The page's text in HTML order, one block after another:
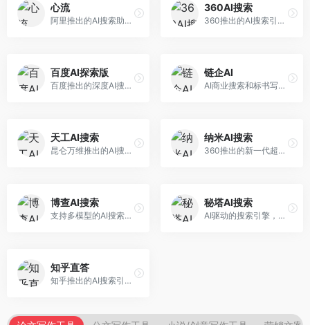
心流
阿里推出的AI搜索助手，专注于智能信息获取。面向普通用户，提供智能搜索、内容整理、知识问答等服务，与阿里生态深度整合。
360AI搜索
360推出的AI搜索引擎，专注于安全智能搜索。面向普通用户，提供智能问答、网页搜索、内容整理等服务，安全防护能力强。
百度AI探索版
百度推出的深度AI搜索引擎，整合百度知识图谱。面向中文用户，提供智能问答、知识探索、内容生成等服务，知识覆盖面广。
链企AI
AI商业搜索和标书写作工具，专注于企业服务场景。面向企业用户，提供商业信息搜索、标书生成、企业分析等服务，商业信息专业。
天工AI搜索
昆仑万维推出的AI搜索引擎，整合大模型与搜索能力。面向普通用户，提供智能问答、深度搜索、内容整理等服务，中文搜索体验好。
纳米AI搜索
360推出的新一代超级AI搜索，深度整合360搜索资源。面向普通用户，提供智能问答、多模态搜索、内容生成等服务，安全可靠。
博查AI搜索
支持多模型的AI搜索引擎，整合多种大模型能力。面向AI爱好者，提供多模型搜索、答案对比、深度分析等服务，模型选择灵活。
秘塔AI搜索
AI驱动的搜索引擎，专注于无广告直达结果。面向研究者和信息获取需求者，提供深度搜索、来源标注、答案整理等服务，搜索结果干净准确，信息可信度高。
知乎直答
知乎推出的AI搜索引擎，专注于知识问答场景。面向知识获取者，提供知乎内容搜索、智能问答、知识整理等服务，专业知识丰富。